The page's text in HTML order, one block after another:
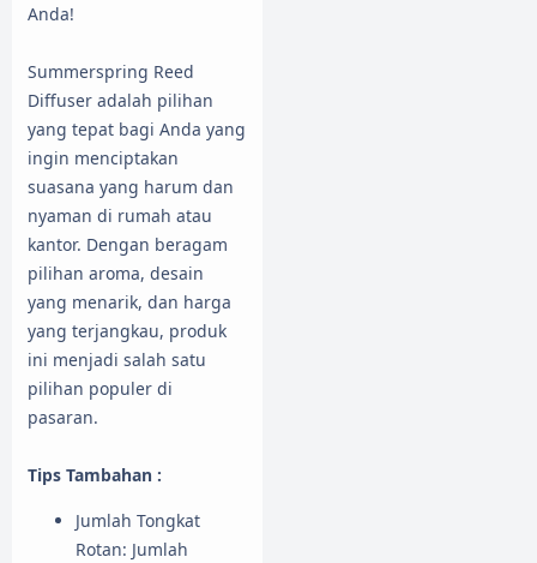
Anda!
Summerspring Reed
Diffuser adalah pilihan
yang tepat bagi Anda yang
ingin menciptakan
suasana yang harum dan
nyaman di rumah atau
kantor. Dengan beragam
pilihan aroma, desain
yang menarik, dan harga
yang terjangkau, produk
ini menjadi salah satu
pilihan populer di
pasaran.
Tips Tambahan :
Jumlah Tongkat
Rotan: Jumlah